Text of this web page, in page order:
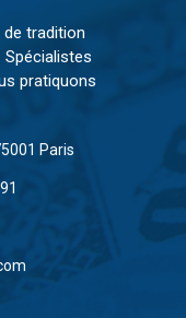
de tradition
Spécialistes
pratiquons
Paris